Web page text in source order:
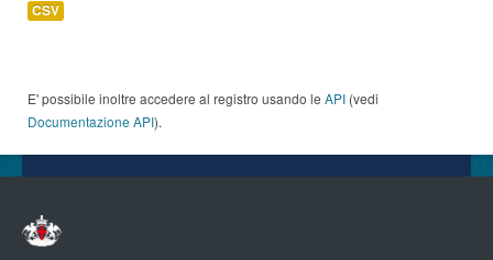
CSV
E' possibile inoltre accedere al registro usando le API (vedi
Documentazione API).